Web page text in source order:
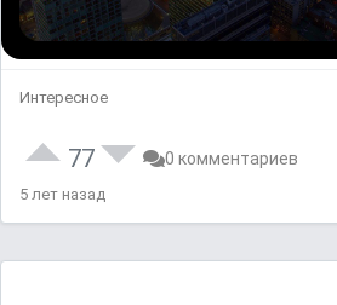
Интересное
77 0 комментариев
5 лет назад